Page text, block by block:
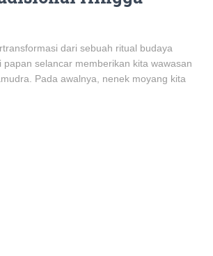
dari sebuah ritual budaya
selancar memberikan kita wawasan
Pada awalnya, nenek moyang kita